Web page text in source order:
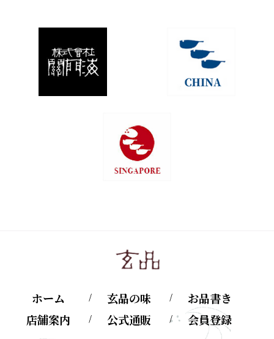
ホーム 玄品の味
お品書き
店舗案内
公式通販 会員登録